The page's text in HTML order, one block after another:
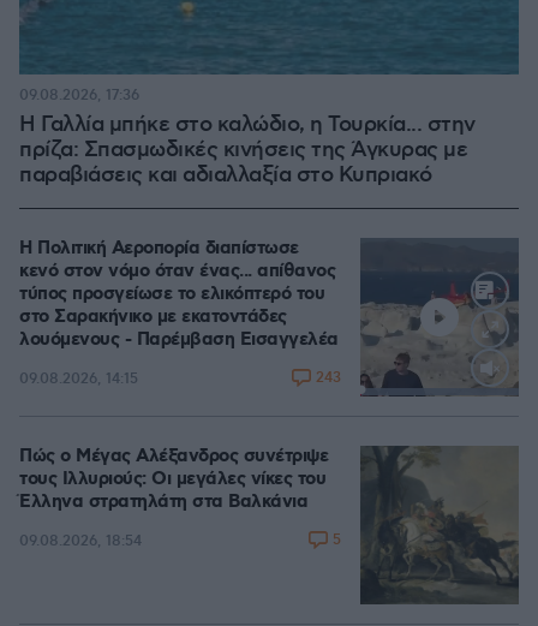
Η Γαλλία μπήκε στο καλώδιο, η Τουρκία... στην
πρίζα: Σπασμωδικές κινήσεις της Άγκυρας με
παραβιάσεις και αδιαλλαξία στο Κυπριακό
09.08.2026, 17:36
Loaded
Η Πολιτική Αεροπορία διαπίστωσε
κενό στον νόμο όταν ένας... απίθανος
τύπος προσγείωσε το ελικόπτερό του
στο Σαρακήνικο με εκατοντάδες
λουόμενους - Παρέμβαση Εισαγγελέα
09.08.2026, 14:15 243
Πώς ο Μέγας Αλέξανδρος συνέτριψε
τους Ιλλυριούς: Οι μεγάλες νίκες του
Έλληνα στρατηλάτη στα Βαλκάνια
09.08.2026, 18:54 5